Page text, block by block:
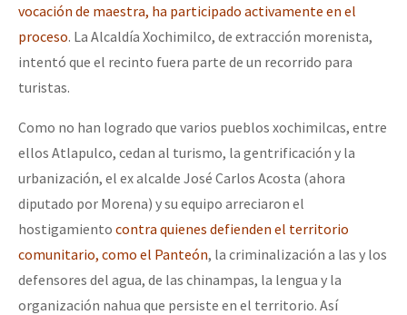
vocación de maestra, ha participado activamente en el
proceso. La Alcaldía Xochimilco, de extracción morenista,
intentó que el recinto fuera parte de un recorrido para
turistas.
Como no han logrado que varios pueblos xochimilcas, entre
ellos Atlapulco, cedan al turismo, la gentrificación y la
urbanización, el ex alcalde José Carlos Acosta (ahora
diputado por Morena) y su equipo arreciaron el
hostigamiento contra quienes defienden el territorio
comunitario, como el Panteón, la criminalización a las y los
defensores del agua, de las chinampas, la lengua y la
organización nahua que persiste en el territorio. Así